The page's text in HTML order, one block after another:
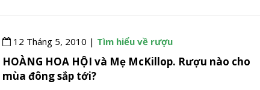
12 Tháng 5, 2010 | Tìm hiểu về rượu
HOÀNG HOA HỘI và Mẹ McKillop. Rượu nào cho
mùa đông sắp tới?